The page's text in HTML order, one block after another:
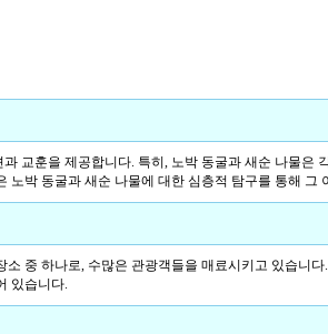
교훈을 제공합니다. 특히, 노박 동굴과 새순 나물
노박 동굴과 새순 나물에 대한 심층적 탐구를 통해 그
중 하나로, 수많은 관광객들을 매료시키고 있습니
있습니다.